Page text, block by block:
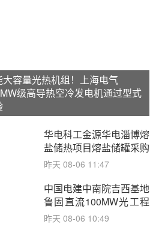
大容量光热机组！上海电气
级高导热空冷发电机通过型式
华电科工金源华电淄博熔
盐储热项目熔盐储罐采购
昨天 08-06 11:47
中国电建中南院吉西基地
鲁固直流100MW光工程
性能试验采购
昨天 08-06 10:49